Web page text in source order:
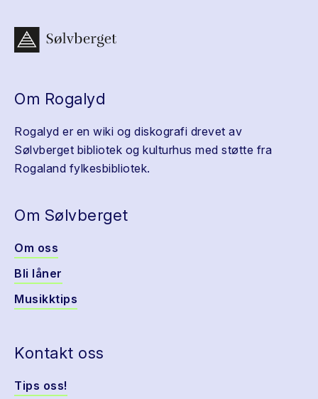
Om Rogalyd
Rogalyd er en wiki og diskografi drevet av
Sølvberget bibliotek og kulturhus med støtte fra
Rogaland fylkesbibliotek.
Om Sølvberget
Om oss
Bli låner
Musikktips
Kontakt oss
Tips oss!